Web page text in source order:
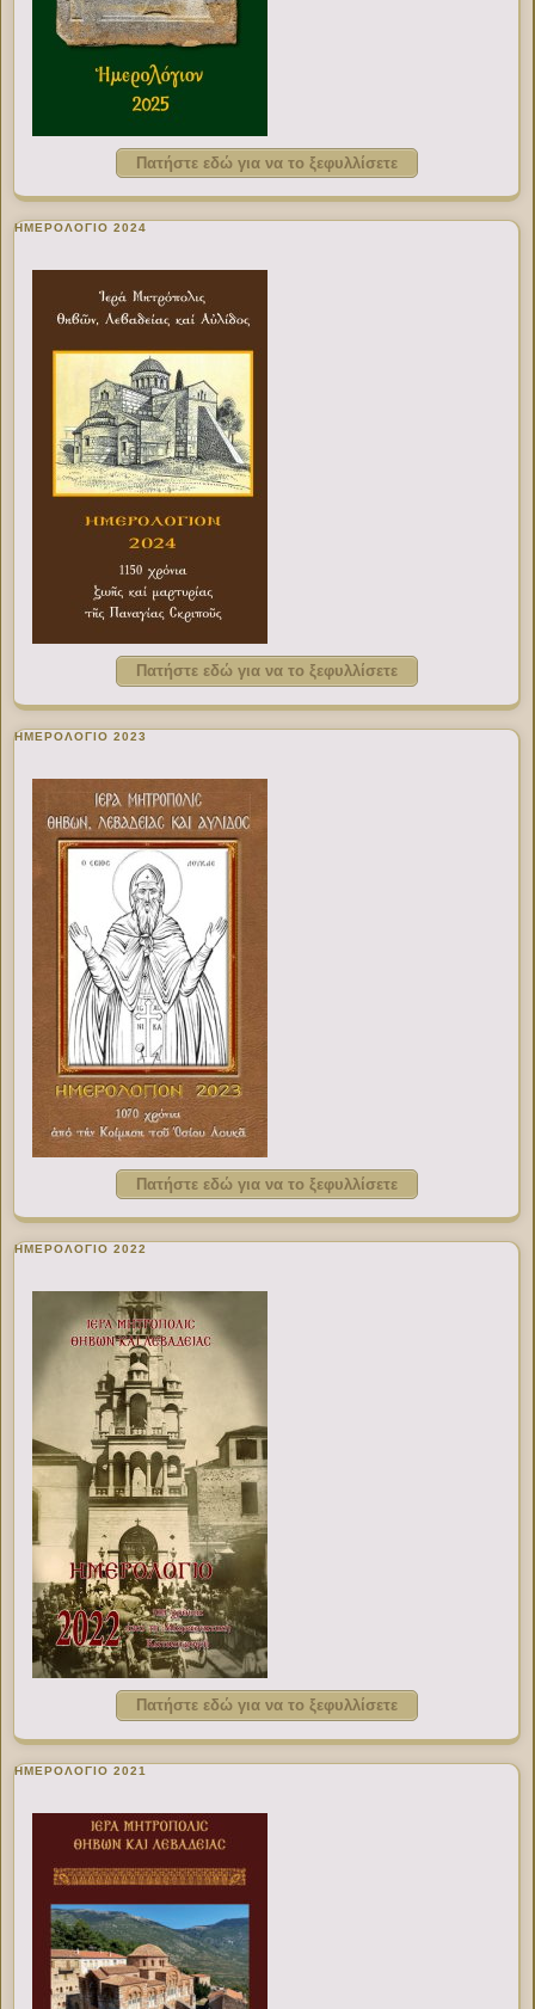
Πατήστε εδώ για να το ξεφυλλίσετε
ΗΜΕΡΟΛΟΓΙΟ 2024
Πατήστε εδώ για να το ξεφυλλίσετε
ΗΜΕΡΟΛΟΓΙΟ 2023
Πατήστε εδώ για να το ξεφυλλίσετε
ΗΜΕΡΟΛΟΓΙΟ 2022
Πατήστε εδώ για να το ξεφυλλίσετε
ΗΜΕΡΟΛΟΓΙΟ 2021